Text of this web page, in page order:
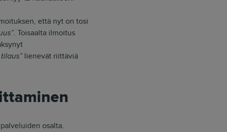
että nyt on tosi
. Toisaalta ilmoitus
lienevät riittäviä
osalta.